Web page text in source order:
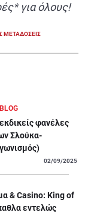
για όλους!
ΜΕΤΑΔΟΣΕΙΣ
φανέλες
Σλούκα-
02/09/2025
& Casino: King of
εντελώς